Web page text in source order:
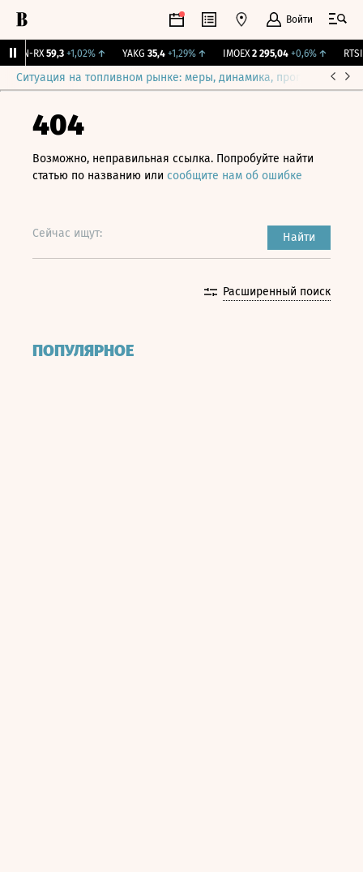
Войти
RX 59,3 +1,02%↑ YAKG 35,4 +1,29%↑ IMOEX 2 295,04 +0,6%↑ RTSI
Ситуация на топливном рынке: меры, динамика, прогнозы
404
Возможно, неправильная ссылка. Попробуйте найти
статью по названию или сообщите нам об ошибке
Сейчас ищут: Найти
Расширенный поиск
ПОПУЛЯРНОЕ